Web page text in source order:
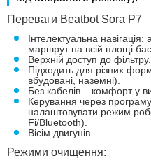
Переваги Beatbot Sora P7
Інтелектуальна
маршрут на всій площі
Верхній доступ до фільтру.
Підходить для різних форм
вбудовані, наземні).
Без кабелів – комфорт у
Керування через
налаштовувати режим
Fi/Bluetooth).
Вісім двигунів.
Режими очищення: